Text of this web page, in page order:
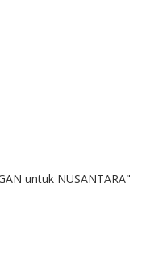
untuk NUSANTARA"